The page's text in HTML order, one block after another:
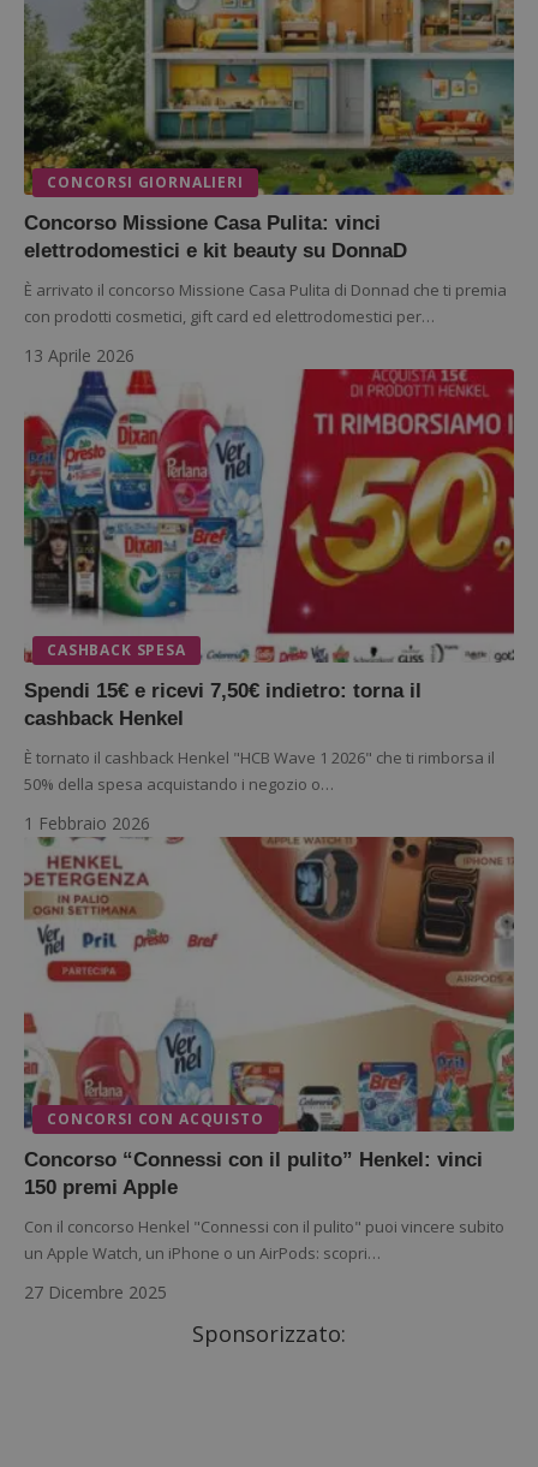
CONCORSI GIORNALIERI
Concorso Missione Casa Pulita: vinci
elettrodomestici e kit beauty su DonnaD
È arrivato il concorso Missione Casa Pulita di Donnad che ti premia
con prodotti cosmetici, gift card ed elettrodomestici per…
13 Aprile 2026
CASHBACK SPESA
Spendi 15€ e ricevi 7,50€ indietro: torna il
cashback Henkel
È tornato il cashback Henkel "HCB Wave 1 2026" che ti rimborsa il
50% della spesa acquistando i negozio o…
1 Febbraio 2026
CONCORSI CON ACQUISTO
Concorso “Connessi con il pulito” Henkel: vinci
150 premi Apple
Con il concorso Henkel "Connessi con il pulito" puoi vincere subito
un Apple Watch, un iPhone o un AirPods: scopri…
27 Dicembre 2025
Sponsorizzato: